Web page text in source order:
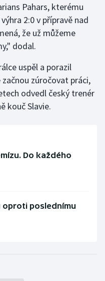
Pahars, kterému
2:0 v přípravě nad
že už můžeme
dodal.
uspěl a porazil
začnou zúročovat práci,
odvedl český trenér
kouč Slavie.
Do každého
oproti poslednímu